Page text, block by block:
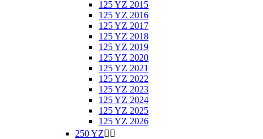
125 YZ 2015
125 YZ 2016
125 YZ 2017
125 YZ 2018
125 YZ 2019
125 YZ 2020
125 YZ 2021
125 YZ 2022
125 YZ 2023
125 YZ 2024
125 YZ 2025
125 YZ 2026
250 YZ 